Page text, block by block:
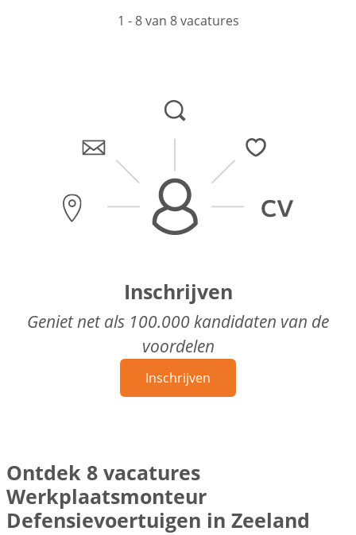
1 - 8 van 8 vacatures
Inschrijven
Geniet net als 100.000 kandidaten van de
voordelen
Inschrijven
Ontdek 8 vacatures
Werkplaatsmonteur
Defensievoertuigen in Zeeland